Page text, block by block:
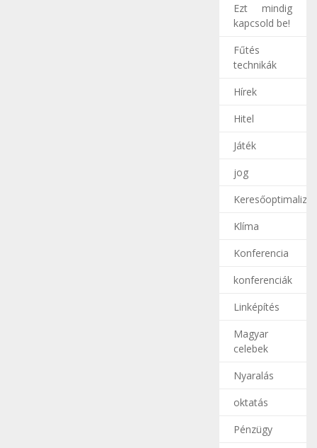
Ezt mindig
kapcsold be!
Fűtés
technikák
Hírek
Hitel
Játék
jog
Klíma
Konferencia
konferenciák
Linképítés
Magyar
celebek
Nyaralás
oktatás
Pénzügy